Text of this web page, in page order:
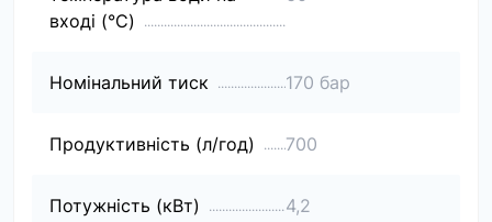
вході (°C)
Номінальний тиск 170 бар
Продуктивність (л/год) 700
Потужність (кВт) 4,2